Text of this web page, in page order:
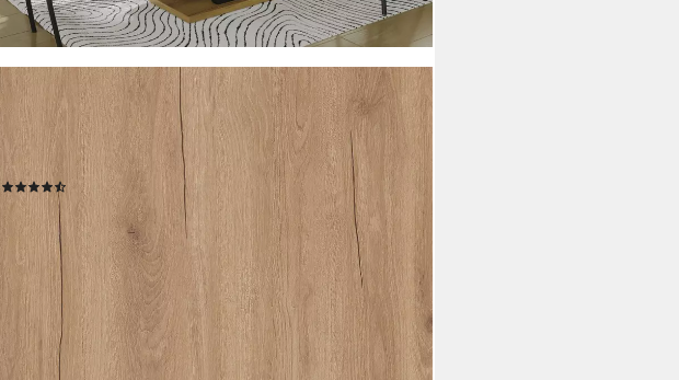
ENDO-MOEBEL
Esstisch Lara Esstisch 130–210cm ausziehbar für 8
Personen Tischbeine schwarz, Ausziehbar 130-210 (2x40
intern); 36mm; V-Säule; schwarz matt
(56)
358,00 € UVP 589,00 €
-39%
lieferbar - in 6-7 Werktagen bei dir
+7